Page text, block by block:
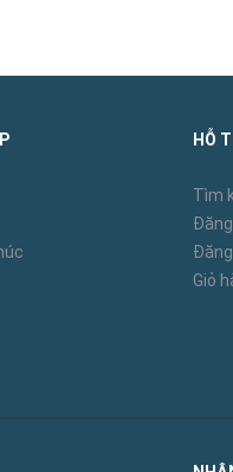
3P-16S,
HỖ
Tìm
Giỏ